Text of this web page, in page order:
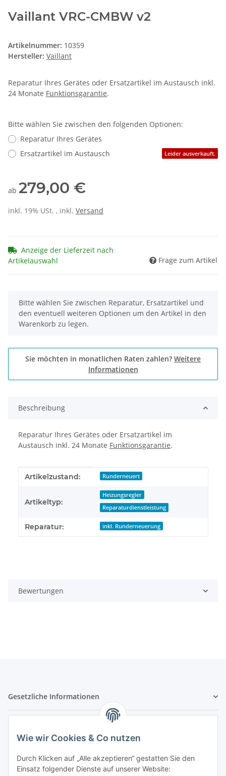
Wie wir Cookies & Co nutzen
Durch Klicken auf „Alle akzeptieren“ gestatten Sie den
Einsatz folgender Dienste auf unserer Website:
Vaillant VRC-CMBW v2
Artikelnummer: 10359
Hersteller: Vaillant
Reparatur Ihres Gerätes oder Ersatzartikel im Austausch inkl.
24 Monate Funktionsgarantie.
Bitte wählen Sie zwischen den folgenden Optionen:
Reparatur Ihres Gerätes
Ersatzartikel im Austausch
Leider ausverkauft.
ab 279,00 €
inkl. 19% USt. , inkl. Versand
Anzeige der Lieferzeit nach
Artikelauswahl
Frage zum Artikel
x
Bitte wählen Sie zwischen Reparatur, Ersatzartikel und
den eventuell weiteren Optionen um den Artikel in den
Warenkorb zu legen.
Sie möchten in monatlichen Raten zahlen? Weitere
Informationen
Beschreibung
Reparatur Ihres Gerätes oder Ersatzartikel im
Austausch inkl. 24 Monate Funktionsgarantie.
Produkteigenschaft
Wert
Artikelzustand: Runderneuert
Artikeltyp:
Heizungsregler
Reparaturdienstleistung
Reparatur: inkl. Runderneuerung
Bewertungen
Gesetzliche Informationen